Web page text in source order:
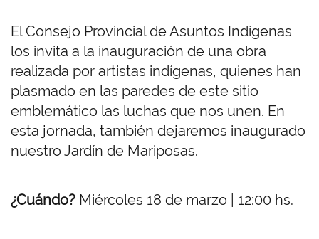
El Consejo Provincial de Asuntos Indígenas
los invita a la inauguración de una obra
realizada por artistas indígenas, quienes han
plasmado en las paredes de este sitio
emblemático las luchas que nos unen. En
esta jornada, también dejaremos inaugurado
nuestro Jardín de Mariposas.
¿Cuándo? Miércoles 18 de marzo | 12:00 hs.